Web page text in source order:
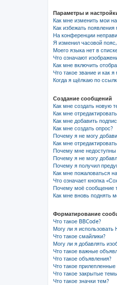
Параметры и
Как мне изменить мои
Как избежать
На конференции
Я изменил часовой
Моего языка нет в
Что означают
Как мне включить
Что такое звание и как я
Когда я щёлкаю по
Создание сообщений
Как мне создать новую
Как мне
Как мне добавить
Как мне создать опрос?
Почему я не могу
Как мне
Почему мне
Почему я не могу
Почему я получил
Как мне пожаловаться
Что означает кнопка
Почему моё сообщение
Как мне вновь поднять
Форматирование
Что такое BBCode?
Могу ли я использовать
Что такое смайлики?
Могу ли я добавлять
Что такое важные
Что такое объявления?
Что такое
Что такое закрытые
Что такое значки тем?